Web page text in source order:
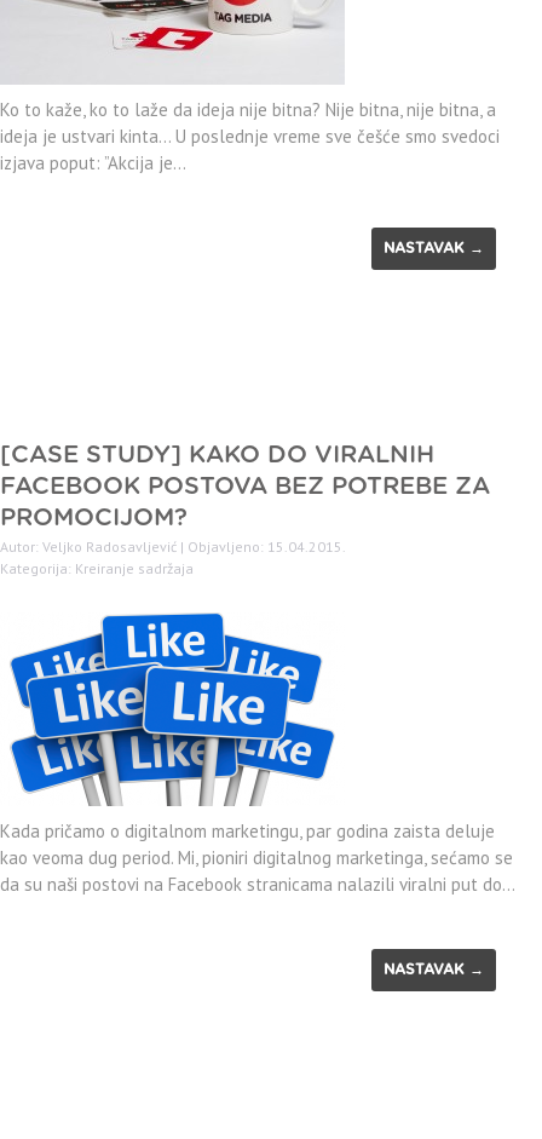
Ko to kaže, ko to laže da ideja nije bitna? Nije bitna, nije bitna, a
ideja je ustvari kinta… U poslednje vreme sve češće smo svedoci
izjava poput: ”Akcija je…
NASTAVAK →
[CASE STUDY] KAKO DO VIRALNIH
FACEBOOK POSTOVA BEZ POTREBE ZA
PROMOCIJOM?
Autor: Veljko Radosavljević | Objavljeno: 15.04.2015.
Kategorija: Kreiranje sadržaja
Kada pričamo o digitalnom marketingu, par godina zaista deluje
kao veoma dug period. Mi, pioniri digitalnog marketinga, sećamo se
da su naši postovi na Facebook stranicama nalazili viralni put do…
NASTAVAK →